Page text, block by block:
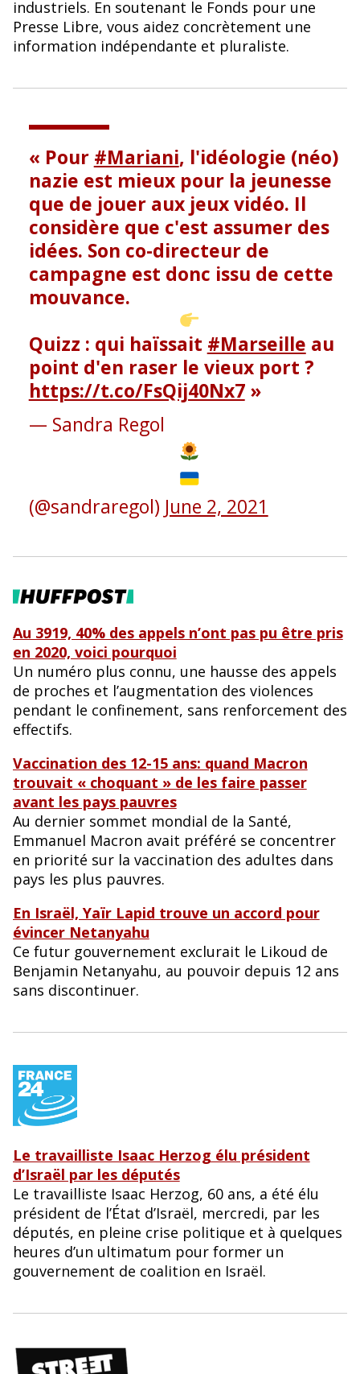
industriels. En soutenant le Fonds pour une
Presse Libre, vous aidez concrètement une
information indépendante et pluraliste.
Pour #Mariani, l'idéologie (néo)
nazie est mieux pour la jeunesse
que de jouer aux jeux vidéo. Il
considère que c'est assumer des
idées. Son co-directeur de
campagne est donc issu de cette
mouvance.
Quizz : qui haïssait #Marseille au
point d'en raser le vieux port ?
https://t.co/FsQij40Nx7
— Sandra Regol
(@sandraregol) June 2, 2021
Au 3919, 40% des appels n’ont pas pu être pris
en 2020, voici pourquoi
Un numéro plus connu, une hausse des appels
de proches et l’augmentation des violences
pendant le confinement, sans renforcement des
effectifs.
Vaccination des 12-15 ans: quand Macron
trouvait « choquant » de les faire passer
avant les pays pauvres
Au dernier sommet mondial de la Santé,
Emmanuel Macron avait préféré se concentrer
en priorité sur la vaccination des adultes dans
pays les plus pauvres.
En Israël, Yaïr Lapid trouve un accord pour
évincer Netanyahu
Ce futur gouvernement exclurait le Likoud de
Benjamin Netanyahu, au pouvoir depuis 12 ans
sans discontinuer.
Le travailliste Isaac Herzog élu président
d’Israël par les députés
Le travailliste Isaac Herzog, 60 ans, a été élu
président de l’État d’Israël, mercredi, par les
députés, en pleine crise politique et à quelques
heures d’un ultimatum pour former un
gouvernement de coalition en Israël.